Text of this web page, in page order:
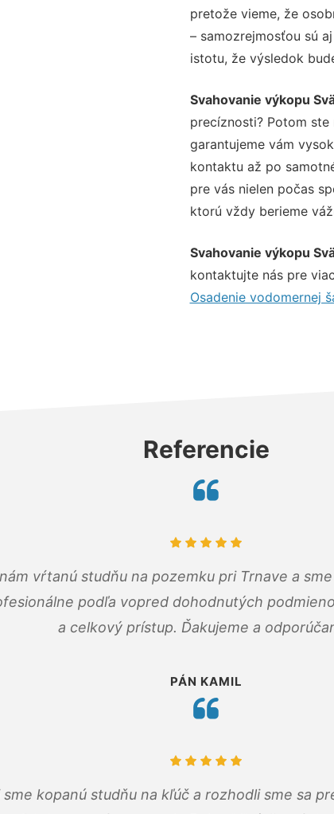
pretože vieme, že
– samozrejmosťou sú
istotu, že výsledok
Svahovanie výkopu
precíznosti? Potom ste
garantujeme vám
kontaktu až po
pre vás nielen počas
ktorú vždy berieme
Svahovanie výkopu
kontaktujte nás pre
Osadenie vodomernej
Referencie
vŕtanú studňu na pozemku pri Trnave a
podľa vopred dohodnutých
a celkový prístup. Ďakujeme a
PÁN KAMIL
kopanú studňu na kľúč a rozhodli sme sa